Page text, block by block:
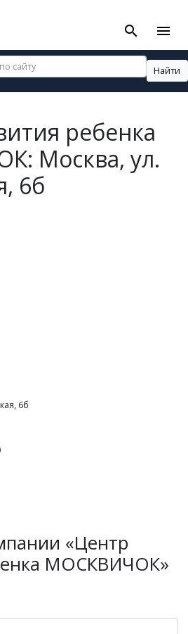
search menu
Найти
ребенка
Москва, ул.
6б
6б
«Центр
МОСКВИЧОК»